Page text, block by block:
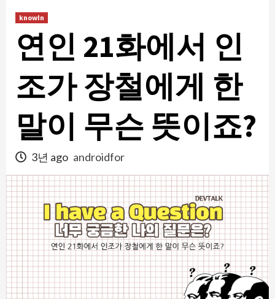
knowIn
연인 21화에서 인
조가 장철에게 한
말이 무슨 뜻이죠?
3년 ago androidfor